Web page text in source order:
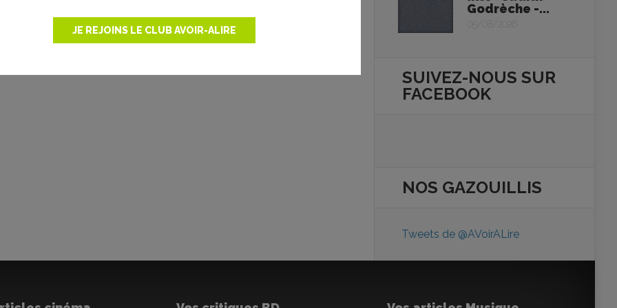
JE REJOINS LE CLUB AVOIR-ALIRE
Godrèche -...
05/08/2026
SUIVEZ-NOUS SUR
FACEBOOK
NOS GAZOUILLIS
Tweets de @AVoirALire